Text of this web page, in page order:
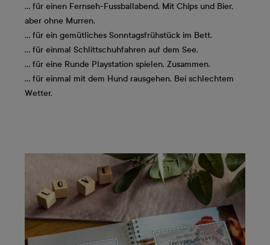
… für einen Fernseh-Fussballabend. Mit Chips und Bier,
aber ohne Murren.
… für ein gemütliches Sonntagsfrühstück im Bett.
… für einmal Schlittschuhfahren auf dem See.
… für eine Runde Playstation spielen. Zusammen.
… für einmal mit dem Hund rausgehen. Bei schlechtem
Wetter.